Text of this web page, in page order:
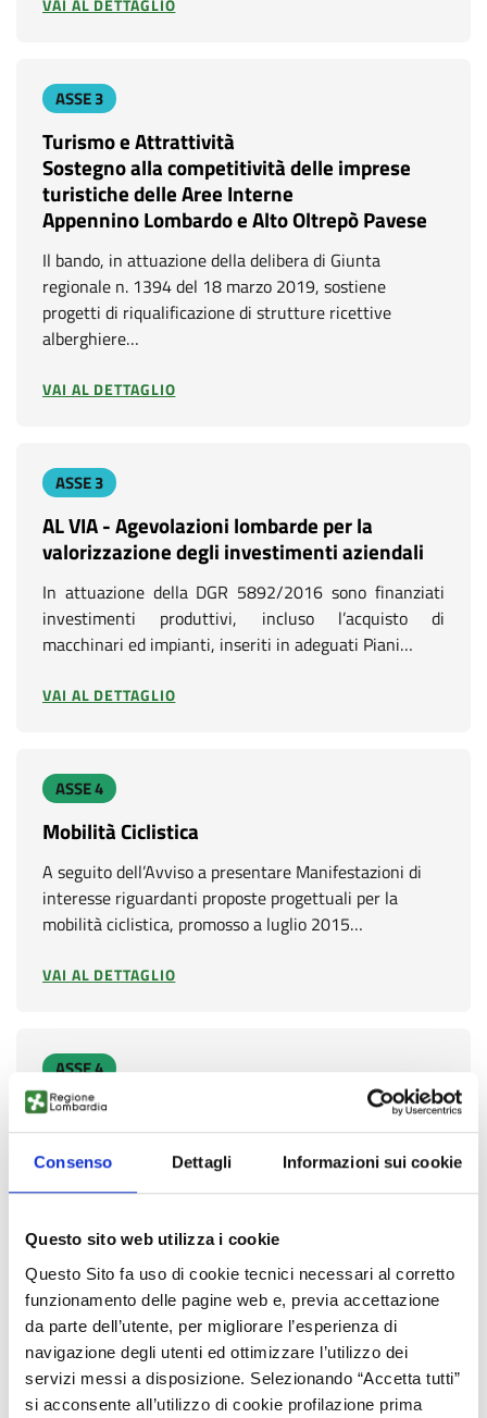
Consenso Dettagli Informazioni sui cookie
Questo sito web utilizza i cookie
Questo Sito fa uso di cookie tecnici necessari al corretto
funzionamento delle pagine web e, previa accettazione
da parte dell’utente, per migliorare l’esperienza di
navigazione degli utenti ed ottimizzare l’utilizzo dei
servizi messi a disposizione. Selezionando “Accetta tutti”
si acconsente all’utilizzo di cookie profilazione prima
VAI AL DETTAGLIO
ASSE 3
Turismo e Attrattività
Sostegno alla competitività delle imprese
turistiche delle Aree Interne
Appennino Lombardo e Alto Oltrepò Pavese
Il bando, in attuazione della delibera di Giunta
regionale n. 1394 del 18 marzo 2019, sostiene
progetti di riqualificazione di strutture ricettive
alberghiere…
VAI AL DETTAGLIO
ASSE 3
AL VIA - Agevolazioni lombarde per la
valorizzazione degli investimenti aziendali
In attuazione della DGR 5892/2016 sono finanziati
investimenti produttivi, incluso l’acquisto di
macchinari ed impianti, inseriti in adeguati Piani…
VAI AL DETTAGLIO
ASSE 4
Mobilità Ciclistica
A seguito dell’Avviso a presentare Manifestazioni di
interesse riguardanti proposte progettuali per la
mobilità ciclistica, promosso a luglio 2015…
VAI AL DETTAGLIO
ASSE 4
Fondo Regionale per Efficienza Energetica -
FREE
Il bando sostiene l’efficientamento energetico del
un’agevolazione composta da una quota
VAI AL DETTAGLIO
ASSE 5